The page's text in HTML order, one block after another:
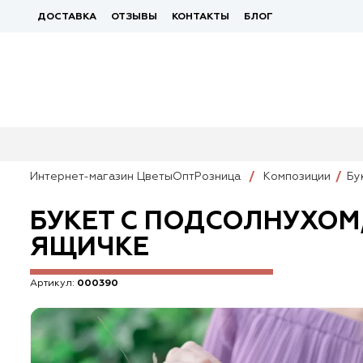
ДОСТАВКА ОТЗЫВЫ КОНТАКТЫ БЛОГ
Интернет-магазин ЦветыОптРозница Композиции
БУКЕТ С
ЯЩИЧКЕ
Артикул: 000390